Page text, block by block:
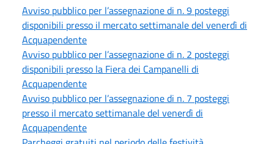
Avviso pubblico per l’assegnazione di n. 9 posteggi
disponibili presso il mercato settimanale del venerdì di
Acquapendente
Avviso pubblico per l’assegnazione di n. 2 posteggi
disponibili presso la Fiera dei Campanelli di
Acquapendente
Avviso pubblico per l’assegnazione di n. 7 posteggi
presso il mercato settimanale del venerdì di
Acquapendente